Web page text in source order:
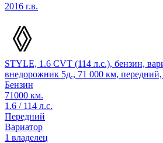
2016 г.в.
STYLE, 1.6 CVT (114 л.с.), бензин,
внедорожник 5д., 71 000 км,
Бензин
71000 км.
1.6 / 114 л.с.
Передний
Вариатор
1 владелец